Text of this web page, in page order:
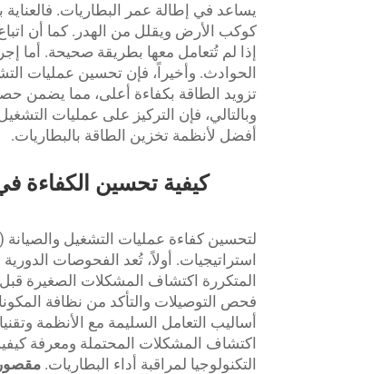
يساعد في إطالة عمر البطاريات.
كوكب الأرض ويقلل من الهدر. كما أن
إذا لم تُتعامل معها بطريقة صحيحة. أما
تزويد الطاقة بكفاءة أعلى، مما يضمن
أفضل لأنظمة تخزين الطاقة بالبطاريات.
كيفية تحسين الكفاءة
استراتيجيات. أولاً، تُعد الفحوصات
المتكررة اكتشاف المشكلات الصغيرة
فحص التوصيلات والتأكد من نظافة
أساليب التعامل السليمة مع الأنظمة
اكتشاف المشكلات المحتملة ومعرفة
التكنولوجيا لمراقبة أداء البطاريات.